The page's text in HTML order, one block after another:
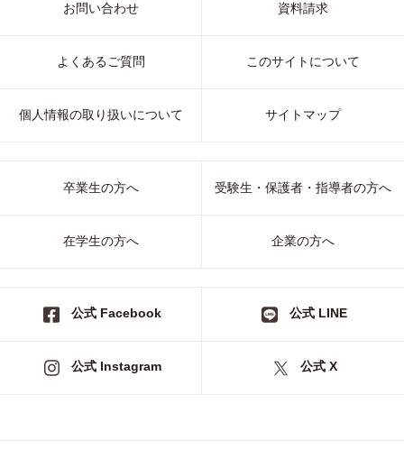
お問い合わせ 資料請求
よくあるご質問 このサイトについて
個人情報の取り扱いについて サイトマップ
卒業生の方へ 受験生・保護者・指導者の方へ
在学生の方へ 企業の方へ
公式 Facebook 公式 LINE
公式 Instagram 公式 X